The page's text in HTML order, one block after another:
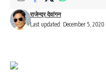
Last updated: December 5, 2020
राजेन्द्र देवांगन